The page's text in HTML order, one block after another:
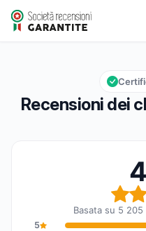
Mundo-Surf
Valutazione globale: 4,8 su 5
4,8/5
Recensioni dei
Basata su 5
5